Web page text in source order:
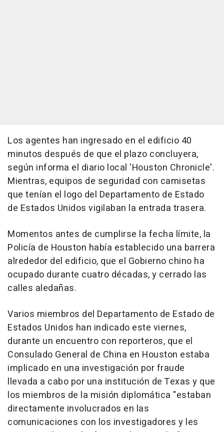
Los agentes han ingresado en el edificio 40
minutos después de que el plazo concluyera,
según informa el diario local 'Houston Chronicle'.
Mientras, equipos de seguridad con camisetas
que tenían el logo del Departamento de Estado
de Estados Unidos vigilaban la entrada trasera.
Momentos antes de cumplirse la fecha límite, la
Policía de Houston había establecido una barrera
alrededor del edificio, que el Gobierno chino ha
ocupado durante cuatro décadas, y cerrado las
calles aledañas.
Varios miembros del Departamento de Estado de
Estados Unidos han indicado este viernes,
durante un encuentro con reporteros, que el
Consulado General de China en Houston estaba
implicado en una investigación por fraude
llevada a cabo por una institución de Texas y que
los miembros de la misión diplomática "estaban
directamente involucrados en las
comunicaciones con los investigadores y les